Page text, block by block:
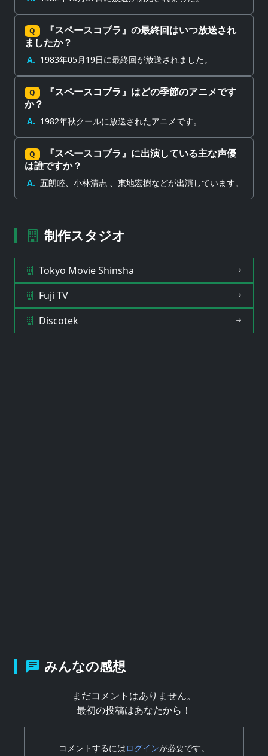
Q
『スペースコブラ』の最終回はいつ放送され
ましたか？
A. 1983年05月19日に最終回が放送されました。
Q
『スペースコブラ』はどの季節のアニメです
か？
A. 1982年秋クールに放送されたアニメです。
Q
『スペースコブラ』に出演している主な声優
は誰ですか？
A. 五朗睦、小林清志 、東地宏樹などが出演しています。
制作スタジオ
Tokyo Movie Shinsha
Fuji TV
Discotek
みんなの感想
まだコメントはありません。
最初の投稿はあなたから！
コメントするにはログインが必要です。